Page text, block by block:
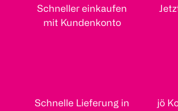
Schneller einkaufen
mit Kundenkonto
Schnelle Lieferung in
jö